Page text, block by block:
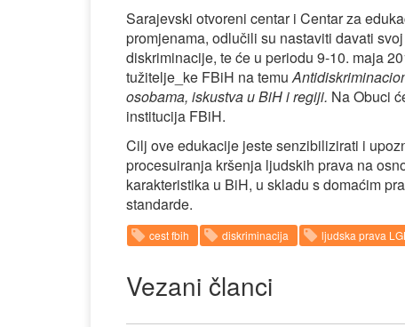
Sarajevski otvoreni centar i Centar za
promjenama, odlučili su nastaviti davati
diskriminacije, te će u periodu 9-10. maja
tužitelje_ke FBiH na temu
osobama, iskustva u BiH i regiji. Na Obuci
institucija FBiH.
Cilj ove edukacije jeste senzibilizirati i
procesuiranja kršenja ljudskih prava na
karakteristika u BiH, u skladu s domaćim
standarde.
cest fbih diskriminacija ljudska prava
Vezani članci